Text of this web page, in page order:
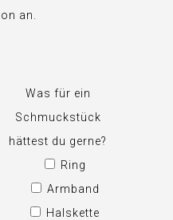
an.
Was für ein
Schmuckstück
hättest du gerne?
Ring
Armband
Halskette